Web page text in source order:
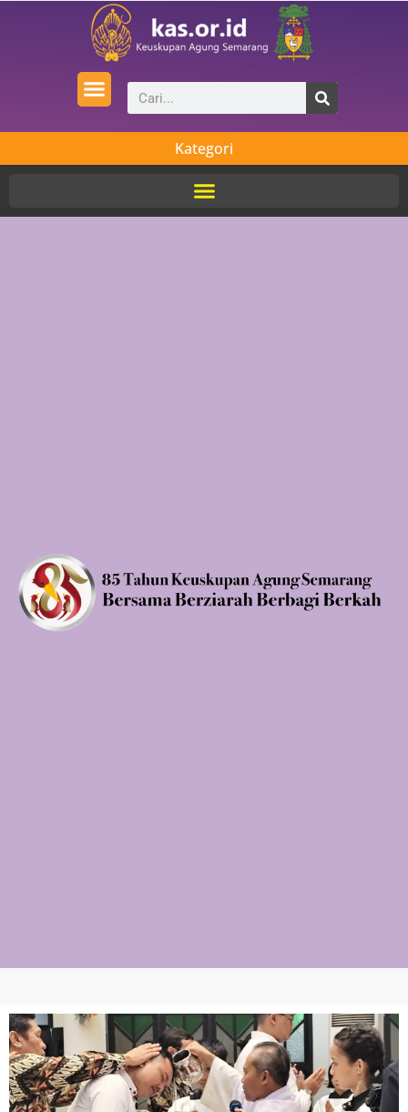
Kategori